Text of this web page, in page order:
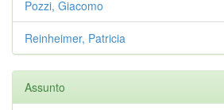
Pozzi, Giacomo
Reinheimer, Patricia
Assunto